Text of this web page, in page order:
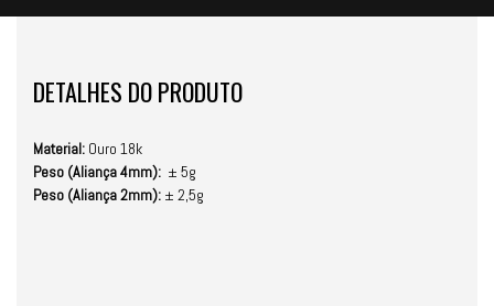
DETALHES DO PRODUTO
Material: Ouro 18k
Peso (Aliança 4mm): ± 5g
Peso (Aliança 2mm): ± 2,5g